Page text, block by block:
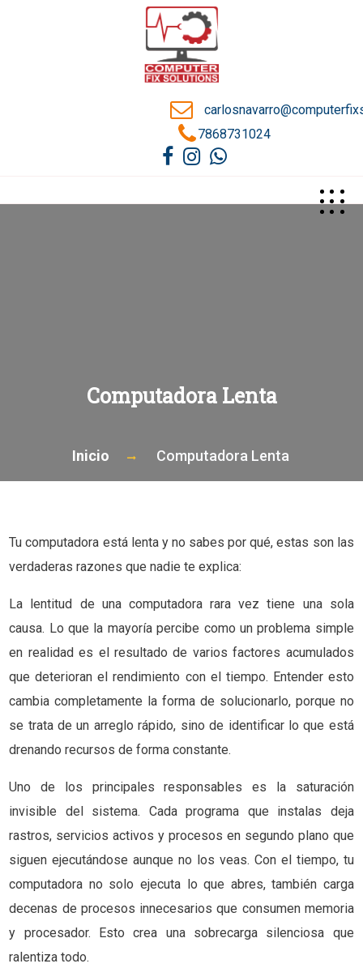
7868731024
Computadora Lenta
Inicio Computadora Lenta
Tu computadora está lenta y no sabes por qué, estas son las
verdaderas razones que nadie te explica:
La lentitud de una computadora rara vez tiene una sola
causa. Lo que la mayoría percibe como un problema simple
en realidad es el resultado de varios factores acumulados
que deterioran el rendimiento con el tiempo. Entender esto
cambia completamente la forma de solucionarlo, porque no
se trata de un arreglo rápido, sino de identificar lo que está
drenando recursos de forma constante.
Uno de los principales responsables es la saturación
invisible del sistema. Cada programa que instalas deja
rastros, servicios activos y procesos en segundo plano que
siguen ejecutándose aunque no los veas. Con el tiempo, tu
computadora no solo ejecuta lo que abres, también carga
decenas de procesos innecesarios que consumen memoria
y procesador. Esto crea una sobrecarga silenciosa que
ralentiza todo.